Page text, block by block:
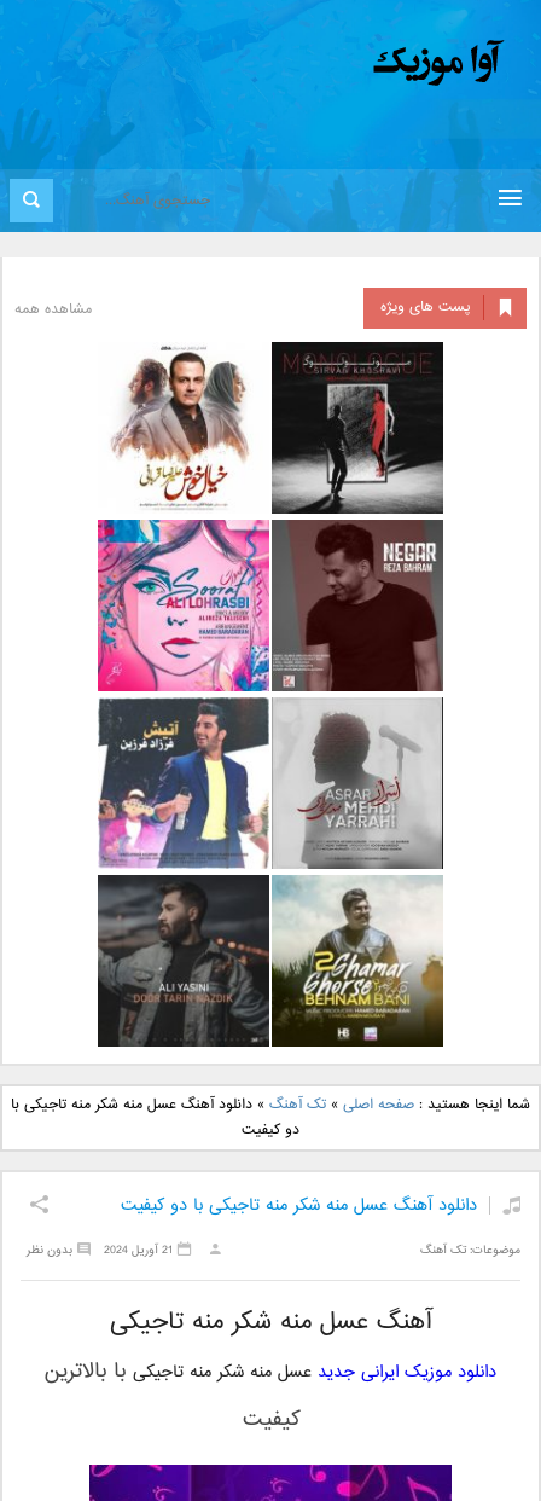
پست های ویژه مشاهده همه
دانلود آلبوم جدید سیروان
خسروی بنام مونولوگ
دانلود آهنگ جدید علیرضا
قربانی بنام خیال خوش
دانلود آهنگ جدید رضا
بهرام بنام نگار
دانلود آهنگ جدید علی
لهراسبی بنام صورت
دانلود آهنگ جدید مهدی
یراحی بنام اسرار
دانلود آهنگ جدید فرزاد
فرزین بنام آتیش
دانلود آهنگ جدید بهنام
بانی بنام قرص قمر 2
دانلود آهنگ جدید علی
یاسینی بنام دورترین نزدیک
شما اینجا هستید :صفحه اصلی »تک آهنگ »دانلود آهنگ عسل منه شکر منه تاجیکی با
دو کیفیت
دانلود آهنگ عسل منه شکر منه تاجیکی با دو کیفیت
موضوعات:تک آهنگ بدون نظر 21 آوریل 2024
آهنگ عسل منه شکر منه تاجیکی
دانلود موزیک ایرانی جدید عسل منه شکر منه تاجیکی با بالاترین
کیفیت